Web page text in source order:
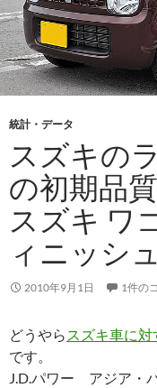
統計・データ
スズキの
の初期品
スズキ ワ
ィニッシ
2010年9月1日 1件の
どうやら スズキ車に
です。
J.D.パワー アジア・